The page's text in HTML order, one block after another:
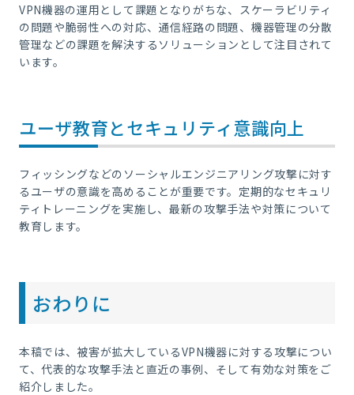
VPN機器の運用として課題となりがちな、スケーラビリティ
の問題や脆弱性への対応、通信経路の問題、機器管理の分散
管理などの課題を解決するソリューションとして注目されて
います。
ユーザ教育とセキュリティ意識向上
フィッシングなどのソーシャルエンジニアリング攻撃に対す
るユーザの意識を高めることが重要です。定期的なセキュリ
ティトレーニングを実施し、最新の攻撃手法や対策について
教育します。
おわりに
本稿では、被害が拡大しているVPN機器に対する攻撃につい
て、代表的な攻撃手法と直近の事例、そして有効な対策をご
紹介しました。